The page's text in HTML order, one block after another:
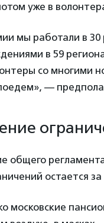
уже в
мы работали в 30
в 59
со многими
—
общего
остается
московские